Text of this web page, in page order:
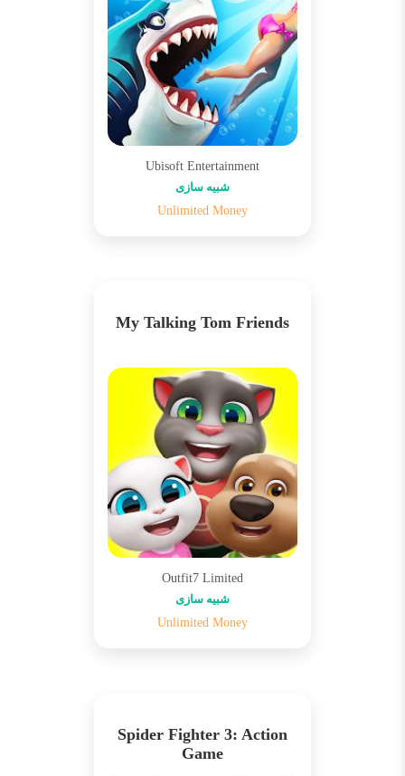
Ubisoft Entertainment
شبیه سازی
Unlimited Money
My Talking Tom Friends
Outfit7 Limited
شبیه سازی
Unlimited Money
Spider Fighter 3: Action
Game